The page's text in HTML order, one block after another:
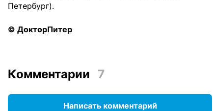
Петербург).
© ДокторПитер
Комментарии 7
Написать комментарий